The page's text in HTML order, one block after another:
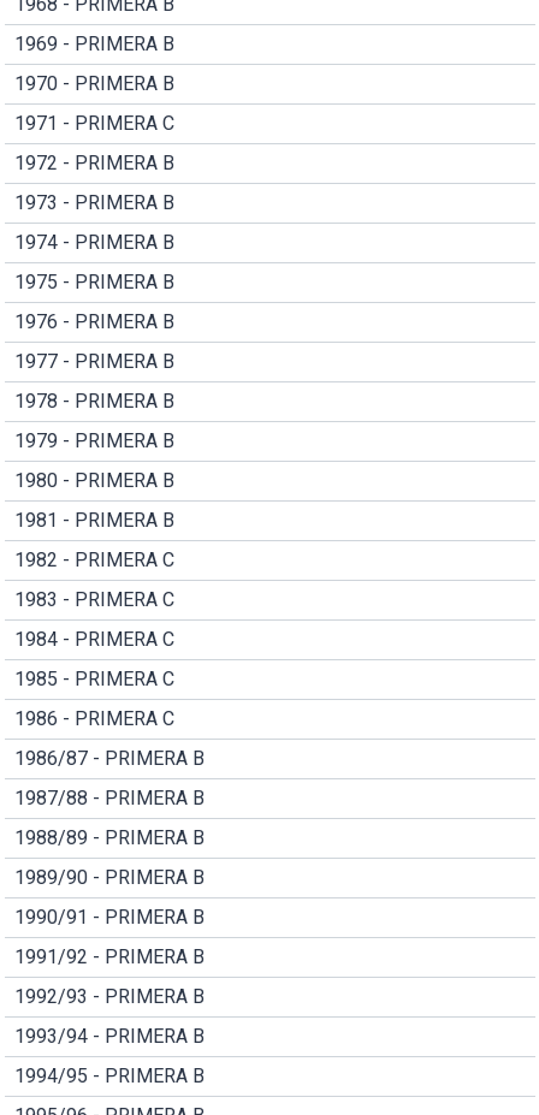
1969 - PRIMERA B
1970 - PRIMERA B
1971 - PRIMERA C
1972 - PRIMERA B
1973 - PRIMERA B
1974 - PRIMERA B
1975 - PRIMERA B
1976 - PRIMERA B
1977 - PRIMERA B
1978 - PRIMERA B
1979 - PRIMERA B
1980 - PRIMERA B
1981 - PRIMERA B
1982 - PRIMERA C
1983 - PRIMERA C
1984 - PRIMERA C
1985 - PRIMERA C
1986 - PRIMERA C
1986/87 - PRIMERA B
1987/88 - PRIMERA B
1988/89 - PRIMERA B
1989/90 - PRIMERA B
1990/91 - PRIMERA B
1991/92 - PRIMERA B
1992/93 - PRIMERA B
1993/94 - PRIMERA B
1994/95 - PRIMERA B